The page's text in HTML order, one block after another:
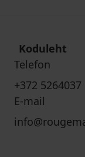
Koduleht
Telefon
+372 5264037
E-mail